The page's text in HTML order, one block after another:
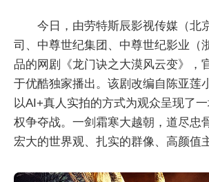
今日，由劳特斯辰影视传媒（北
司、中尊世纪集团、中尊世纪影业（
品的网剧《龙门诀之大漠风云变》，
于优酷独家播出。该剧改编自陈亚莲
以AI+真人实拍的方式为观众呈现了
权争夺战。一剑霜寒大越朝，道尽忠
宏大的世界观、扎实的群像、高颜值